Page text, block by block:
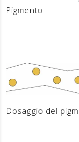
Pigmento
Dosaggio del